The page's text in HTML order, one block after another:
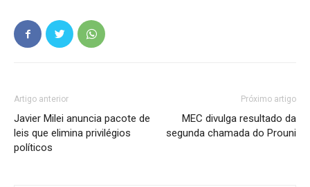
Artigo anterior
Javier Milei anuncia pacote de
leis que elimina privilégios
políticos
Próximo artigo
MEC divulga resultado da
segunda chamada do Prouni